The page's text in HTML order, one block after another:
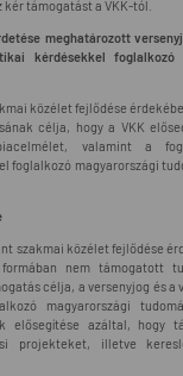
támogatást a VKK-tól.
meghatározott
kérdésekkel foglalkozó
közélet fejlődése
célja, hogy a VKK
valamint a
foglalkozó magyarországi
szakmai közélet fejlődése
nem támogatott
célja, a versenyjog és a
magyarországi
elősegítése azáltal, hogy
projekteket, illetve